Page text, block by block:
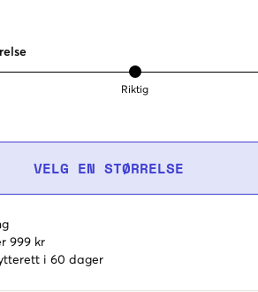
Riktig
VELG EN STØRRELSE
999 kr
i 60 dager